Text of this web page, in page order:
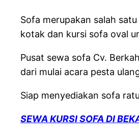
Sofa merupakan salah
kotak dan kursi sofa oval
Pusat sewa sofa Cv.
dari mulai acara pesta
Siap menyediakan sofa
SEWA KURSI SOFA DI